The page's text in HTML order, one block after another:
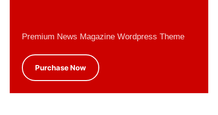
Premium News Magazine Wordpress Theme
Purchase Now